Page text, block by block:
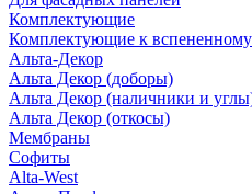
Комплектующие
Комплектующие к
Альта-Декор
Альта Декор (доборы)
Альта Декор (наличники и
Альта Декор (откосы)
Мембраны
Софиты
Alta-West